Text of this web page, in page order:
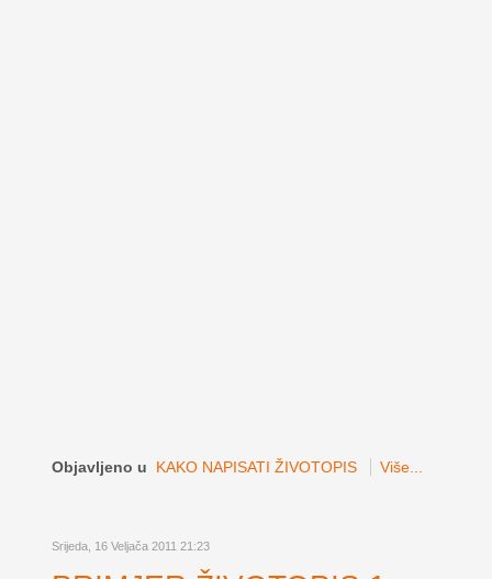
Objavljeno u KAKO NAPISATI ŽIVOTOPIS Više...
Srijeda, 16 Veljača 2011 21:23